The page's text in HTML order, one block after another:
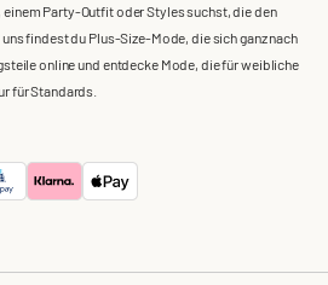
Party-Outfit oder Styles suchst, die den
findest du Plus-Size-Mode, die sich ganz nach
online und entdecke Mode, die für weibliche
für Standards.